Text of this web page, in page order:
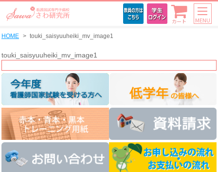
カート MENU
HOME touki_saisyuuheiki_mv_image1
touki_saisyuuheiki_mv_image1